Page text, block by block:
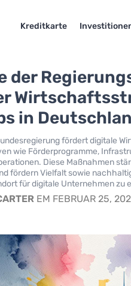
Kreditkarte
der
in
fördert digitale
wie Förderprogramme,
Diese Maßnahmen
fördern Vielfalt sowie
für digitale Unternehmen zu
EM FEBRUAR 25,